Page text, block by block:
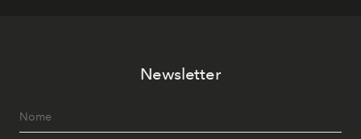
Newsletter